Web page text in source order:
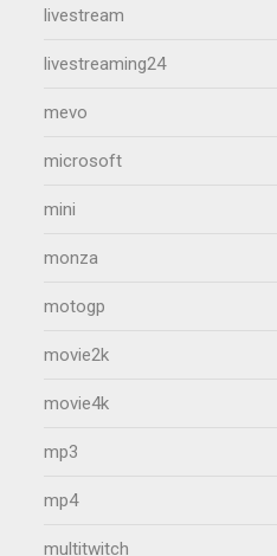
livestream
livestreaming24
mevo
microsoft
mini
monza
motogp
movie2k
movie4k
mp3
mp4
multitwitch